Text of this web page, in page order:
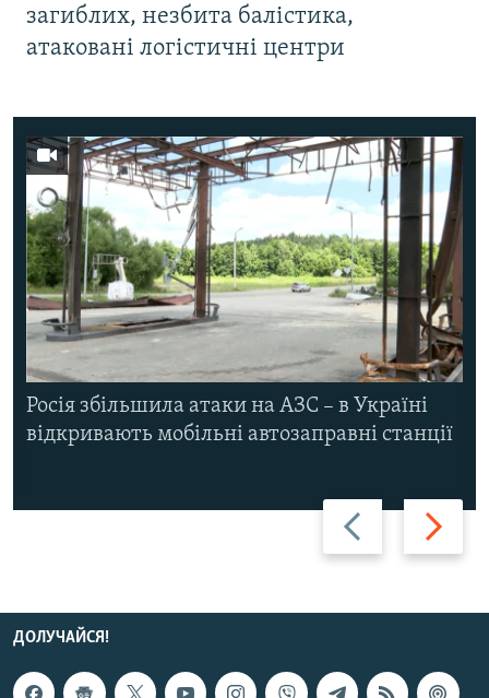
загиблих, незбита балістика,
атаковані логістичні центри
Назад Вперед
Росія збільшила атаки на АЗС – в Україні
відкривають мобільні автозаправні станції
ДОЛУЧАЙСЯ!